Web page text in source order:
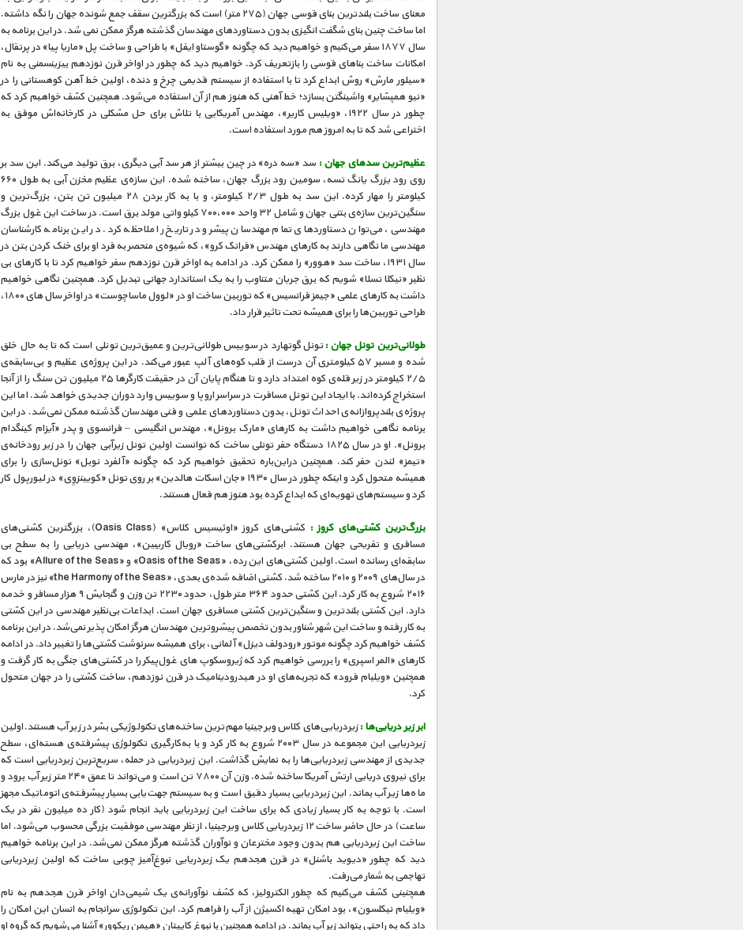
معنای ساخت بلندترین بنای قوسی جهان (۲۷۵ متر) است که بزرگترین سقف جمع شونده جهان را نگه داشته.
اما ساخت چنین بنای شگفت انگیزی بدون دستاوردهای مهندسان گذشته هرگز ممکن نمی شد. در این برنامه به
سال ۱۸۷۷ سفر می‌کنیم و خواهیم دید که چگونه «گوستاو ایفل» با طراحی و ساخت پل «ماریا پیا» در پرتقال،
امکانات ساخت بناهای قوسی را بازتعریف کرد. خواهیم دید که چطور در اواخر قرن نوزدهم بیزینسمنی به نام
«سیلور مارش» روش ابداع کرد تا با استفاده از سیستم قدیمی چرخ و دنده، اولین خط آهن کوهستانی را در
«نیو همپشایر» واشینگتن بسازد؛ خط آهنی که هنوز هم از آن استفاده می‌شود. همچنین کشف خواهیم کرد که
چطور در سال ۱۹۲۲، «ویلیس کاریر»، مهندس آمریکایی با تلاش برای حل مشکلی در کارخانه‌اش موفق به
اختراعی شد که تا به امروز هم مورد استفاده است.
عظیم‌ترین سدهای جهان : سد «سه دره» در چین بیشتر از هر سد آبی دیگری، برق تولید می‌کند. این سد بر
روی رود یزرگ یانگ تسه، سومین رود بزرگ جهان، ساخته شده. این سازه‌ی عظیم مخزن آبی به طول ۶۶۰
کیلومتر را مهار کرده. این سد به طول ۲/۳ کیلومتر، و با به کار بردن ۲۸ میلیون تن بتن، بزرگ‌ترین و
سنگین‌ترین سازه‌ی بتنی جهان و شامل ۳۲ واحد ۷۰۰،۰۰۰ کیلو واتی مولد برق است. در ساخت این غول بزرگ
مهندسی، می‌توان دستاوردهای تمام مهندسان پیشرو در تاریخ را ملاحظه کرد. در این برنامه کارشناسان
مهندسی ما نگاهی دارند به کارهای مهندس «فرانک کرو»، که شیوه‌ی منحصر به فرد او برای خنک کردن بتن در
سال ۱۹۳۱، ساخت سد «هوور» را ممکن کرد. در ادامه به اواخر قرن نوزدهم سفر خواهیم کرد تا با کارهای بی
نظیر «نیکلا تسلا» شویم که برق جریان متناوب را به یک استاندارد جهانی تبدیل کرد. همچنین نگاهی خواهیم
داشت به کارهای علمی «جیمز فرانسیس» که توربین ساخت او در «لوول ماساچوست» در اواخر سال های ۱۸۰۰،
طراحی توربین‌ها را برای همیشه تحت تاثیر قرار داد.
طولانی‌ترین تونل جهان : تونل گوتهارد در سوییس طولانی‌ترین و عمیق‌ترین تونلی است که تا به حال خلق
شده و مسیر ۵۷ کیلومتری آن درست از قلب کوه‌های آلپ عبور می‌کند. در این پروژه‌ی عظیم و بی‌سابقه‌ی
۲/۵ کیلومتر در زیر قله‌ی کوه امتداد دارد و تا هنگام پایان آن در حقیقت کارگرها ۲۵ میلیون تن سنگ را از آنجا
استخراج کرده‌اند. با ایجاد این تونل مسافرت در سراسر اروپا و سوییس وارد دوران جدیدی خواهد شد. اما این
پروژه‌ی بلندپروازانه‌ی احداث تونل، بدون دستاوردهای علمی و فنی مهندسان گذشته ممکن نمی‌شد. در این
برنامه نگاهی خواهیم داشت به کارهای «مارک برونل»، مهندس انگلیسی – فرانسوی و پدر «آیزام کینگدام
برونل». او در سال ۱۸۲۵ دستگاه حفر تونلی ساخت که توانست اولین تونل زیرآبی جهان را در زیر رودخانه‌ی
«تیمز» لندن حفر کند. همچنین دراین‌باره تحقیق خواهیم کرد که چگونه «آلفرد نوبل» تونل‌سازی را برای
همیشه متحول کرد و اینکه چطور در سال ۱۹۳۰ «جان اسکات هالدین» بر روی تونل «کویینزوِی» در لیورپول کار
کرد و سیستم‌های تهویه‌ای که ابداع کرده بود هنوز هم فعال هستند.
بزرگ‌ترین کشتی‌های کروز :
کشتی‌های کروز «اوئیسیس کلاس» (Oasis Class)، بزرگترین کشتی‌های
مسافری و تفریحی جهان هستند. ابرکشتی‌های ساخت «رویال کاریبین»، مهندسی دریایی را به سطح بی
سابقه‌ای رسانده است. اولین کشتی‌های این رده، «Oasis of the Seas» و «Allure of the Seas» بود که
در سال‌های ۲۰۰۹ و ۲۰۱۰ ساخته شد. کشتی اضافه شده‌ی بعدی، «the Harmony of the Seas» نیز در مارس
۲۰۱۶ شروع به کار کرد. این کشتی حدود ۳۶۴ متر طول، حدود ۲۲۳۰ تن وزن و گنجایش ۹ هزار مسافر و خدمه
دارد. این کشتی بلندترین و سنگین‌ترین کشتی مسافری جهان است. ابداعات بی‌نظیر مهندسی در این کشتی
به کار رفته و ساخت این شهر شناور بدون تخصص پیشروترین مهندسان هرگز امکان پذیر نمی‌شد. در این برنامه
کشف خواهیم کرد چگونه موتور «رودولف دیزل» آلمانی، برای همیشه سرنوشت کشتی‌ها را تغییر داد. در ادامه
کارهای «المر اسپری» را بررسی خواهیم کرد که ژیروسکوپ های غول‌پیکر را در کشتی‌های جنگی به کار گرفت و
همچنین «ویلیام فرود» که تجربه‌های او در هیدرودینامیک در قرن نوزدهم، ساخت کشتی را در جهان متحول
کرد.
ابر زیر دریایی‌ها :زیردریایی‌های کلاس ویرجینیا مهم‌ترین ساخته‌های تکنولوژیکی بشر در زیر آب هستند.اولین
زیردریایی این مجموعه در سال ۲۰۰۳ شروع به کار کرد و با به‌کارگیری تکنولوژی پیشرفته‌ی هسته‌ای، سطح
جدیدی از مهندسی زیردریایی‌ها را به نمایش گذاشت. این زیردریایی در حمله، سریع‌ترین زیردریایی است که
برای نیروی دریایی ارتش آمریکا ساخته شده. وزن آن ۷۸۰۰ تن است و می‌تواند تا عمق ۲۴۰ متر زیر آب برود و
ماه‌ها زیر آب بماند. این زیردریایی بسیار دقیق است و به سیستم جهت‌یابی بسیار پیشرفته‌ی اتوماتیک مجهز
است. با توجه به کار بسیار زیادی که برای ساخت این زیردریایی باید انجام شود (کار ده میلیون نفر در یک
ساعت) در حال حاضر ساخت ۱۲ زیردریایی کلاس ویرجینیا، از نظر مهندسی موفقیت بزرگی محسوب می‌شود. اما
ساخت این زیردریایی هم بدون وجود مخترعان و نوآوران گذشته هرگز ممکن نمی‌شد. در این برنامه خواهیم
دید که چطور «دیوید باشنل» در قرن هجدهم یک زیردریایی نبوغ‌آمیز چوبی ساخت که اولین زیردریایی
تهاجمی به شمار می‌رفت.
همچنینی کشف می‌کنیم که چطور الکترولیز، که کشف نوآورانه‌ی یک شیمی‌دان اواخر قرن هجدهم به نام
«ویلیام نیکلسون»، بود امکان تهیه اکسیژن از آب را فراهم کرد. این تکنولوژی سرانجام به انسان این امکان را
داد که به راحتی بتواند زیر آب بماند. در ادامه همچنین با نبوغ کاپیتان «هیمن ریکوور» آشنا می‌شویم که گروه او